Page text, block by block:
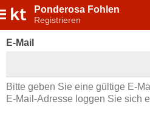
Ponderosa Fohlen
Registrieren
E-Mail
Bitte geben Sie eine gültige E-
E-Mail-Adresse loggen Sie sich